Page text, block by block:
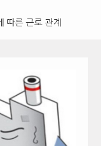
따른 근로 관계